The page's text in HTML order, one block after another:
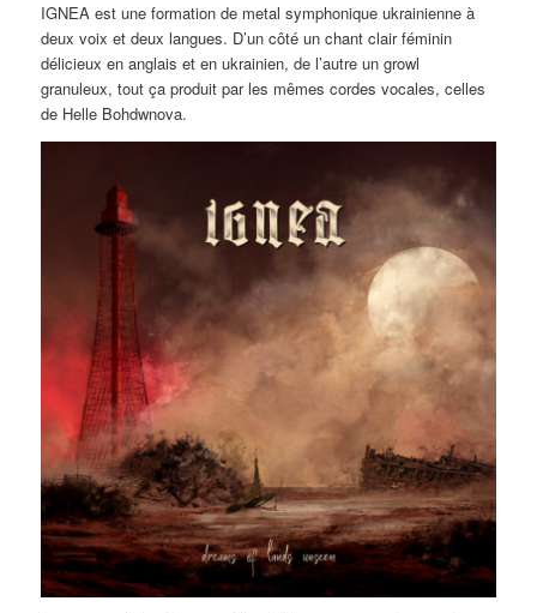
IGNEA est une formation de metal symphonique ukrainienne à
deux voix et deux langues. D’un côté un chant clair féminin
délicieux en anglais et en ukrainien, de l’autre un growl
granuleux, tout ça produit par les mêmes cordes vocales, celles
de Helle Bohdwnova.